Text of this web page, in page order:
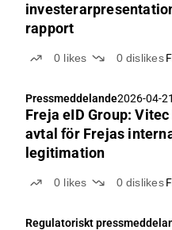
rapport
0 likes 0 dislikes
Pressmeddelande2026-04-
Freja eID Group:
avtal för Frejas
legitimation
0 likes 0 dislikes
Regulatoriskt